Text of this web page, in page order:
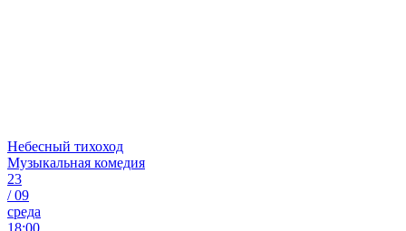
Небесный тихоход
Музыкальная комедия
23
/09
среда
18:00